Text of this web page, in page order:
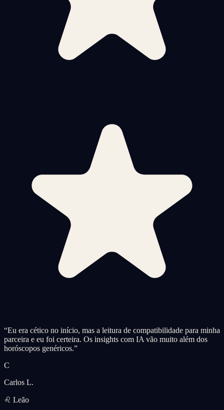
“Eu era cético no início, mas a leitura de compatibilidade para minha
parceira e eu foi certeira. Os insights com IA vão muito além dos
horóscopos genéricos.”
C
Carlos L.
♌ Leão